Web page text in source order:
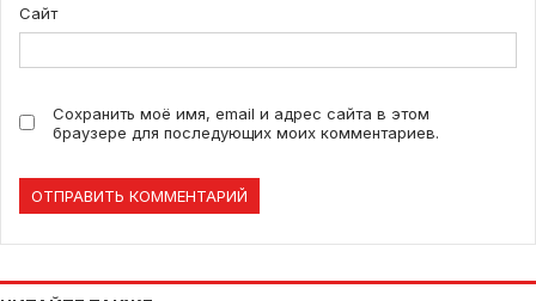
Сайт
Сохранить моё имя, email и адрес сайта в этом
браузере для последующих моих комментариев.